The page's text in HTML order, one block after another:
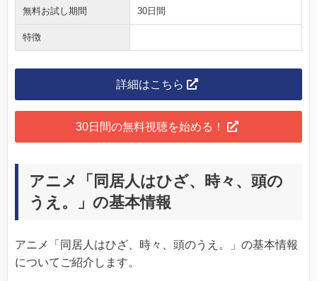
無料お試し期間 30日間
特徴
詳細はこちら
30日間の無料視聴を始める！
アニメ「同居人はひざ、時々、頭の
うえ。」の基本情報
アニメ「同居人はひざ、時々、頭のうえ。」の基本情報
についてご紹介します。